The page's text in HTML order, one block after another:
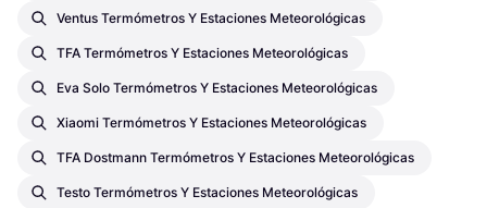
Ventus Termómetros Y Estaciones Meteorológicas
TFA Termómetros Y Estaciones Meteorológicas
Eva Solo Termómetros Y Estaciones Meteorológicas
Xiaomi Termómetros Y Estaciones Meteorológicas
TFA Dostmann Termómetros Y Estaciones Meteorológicas
Testo Termómetros Y Estaciones Meteorológicas